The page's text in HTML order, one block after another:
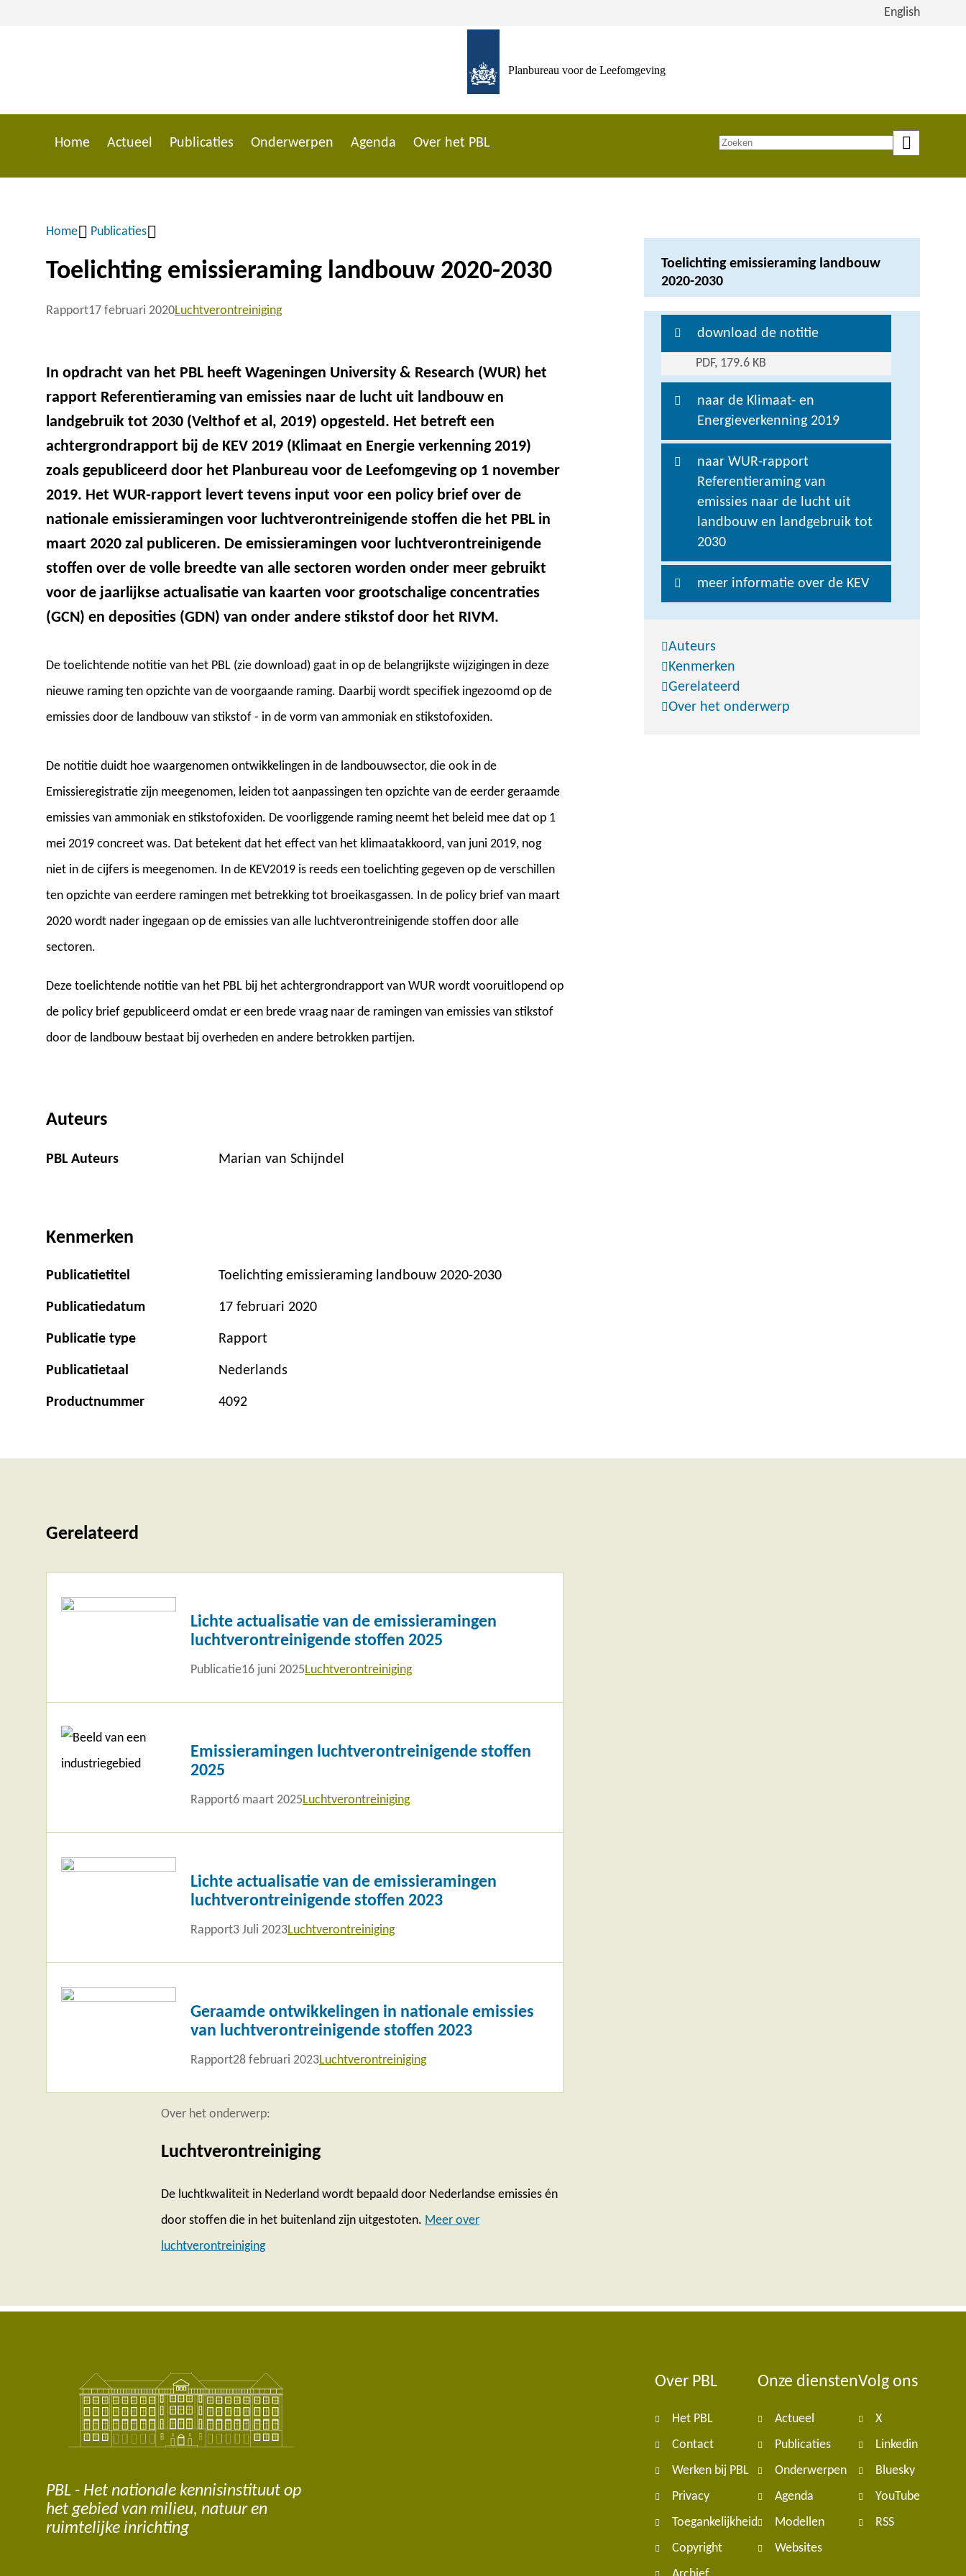
inhoud
Bekijk
English
Planbureau voor de Leefomgeving
Home Actueel Publicaties Onderwerpen Agenda Over het PBL
Zoeken
Kruimelpad
Home Publicaties
Toelichting emissieraming landbouw 2020-2030
Rapport17 februari 2020Luchtverontreiniging
Toelichting emissieraming landbouw
2020-2030
PDF, 179.6 KB
download de notitie
naar de Klimaat- en
Energieverkenning 2019
naar WUR-rapport
Referentieraming van
emissies naar de lucht uit
landbouw en landgebruik tot
2030
meer informatie over de KEV
Auteurs
Kenmerken
Gerelateerd
Over het onderwerp
In opdracht van het PBL heeft Wageningen University & Research (WUR) het
rapport Referentieraming van emissies naar de lucht uit landbouw en
landgebruik tot 2030 (Velthof et al, 2019) opgesteld. Het betreft een
achtergrondrapport bij de KEV 2019 (Klimaat en Energie verkenning 2019)
zoals gepubliceerd door het Planbureau voor de Leefomgeving op 1 november
2019. Het WUR-rapport levert tevens input voor een policy brief over de
nationale emissieramingen voor luchtverontreinigende stoffen die het PBL in
maart 2020 zal publiceren. De emissieramingen voor luchtverontreinigende
stoffen over de volle breedte van alle sectoren worden onder meer gebruikt
voor de jaarlijkse actualisatie van kaarten voor grootschalige concentraties
(GCN) en deposities (GDN) van onder andere stikstof door het RIVM.
De toelichtende notitie van het PBL (zie download) gaat in op de belangrijkste wijzigingen in deze
nieuwe raming ten opzichte van de voorgaande raming. Daarbij wordt specifiek ingezoomd op de
emissies door de landbouw van stikstof - in de vorm van ammoniak en stikstofoxiden.
De notitie duidt hoe waargenomen ontwikkelingen in de landbouwsector, die ook in de
Emissieregistratie zijn meegenomen, leiden tot aanpassingen ten opzichte van de eerder geraamde
emissies van ammoniak en stikstofoxiden. De voorliggende raming neemt het beleid mee dat op 1
mei 2019 concreet was. Dat betekent dat het effect van het klimaatakkoord, van juni 2019, nog
niet in de cijfers is meegenomen. In de KEV2019 is reeds een toelichting gegeven op de verschillen
ten opzichte van eerdere ramingen met betrekking tot broeikasgassen. In de policy brief van maart
2020 wordt nader ingegaan op de emissies van alle luchtverontreinigende stoffen door alle
sectoren.
Deze toelichtende notitie van het PBL bij het achtergrondrapport van WUR wordt vooruitlopend op
de policy brief gepubliceerd omdat er een brede vraag naar de ramingen van emissies van stikstof
door de landbouw bestaat bij overheden en andere betrokken partijen.
Auteurs
PBL Auteurs Marian van Schijndel
Kenmerken
Publicatietitel Toelichting emissieraming landbouw 2020-2030
Publicatiedatum 17 februari 2020
Publicatie type Rapport
Publicatietaal Nederlands
Productnummer 4092
Gerelateerd
Lichte actualisatie van de emissieramingen
luchtverontreinigende stoffen 2025
Publicatie16 juni 2025Luchtverontreiniging
meer
Emissieramingen luchtverontreinigende stoffen
2025
Rapport6 maart 2025Luchtverontreiniging
meer
Lichte actualisatie van de emissieramingen
luchtverontreinigende stoffen 2023
Rapport3 Juli 2023Luchtverontreiniging
meer
Geraamde ontwikkelingen in nationale emissies
van luchtverontreinigende stoffen 2023
Rapport28 februari 2023Luchtverontreiniging
meer
Over het onderwerp:
Luchtverontreiniging
De luchtkwaliteit in Nederland wordt bepaald door Nederlandse emissies én
door stoffen die in het buitenland zijn uitgestoten. Meer over
luchtverontreiniging
PBL - Het nationale kennisinstituut op
het gebied van milieu, natuur en
ruimtelijke inrichting
Over PBL
Het PBL
Contact
Werken bij PBL
Privacy
Toegankelijkheid
Copyright
Onze diensten
Actueel
Publicaties
Onderwerpen
Agenda
Modellen
Websites
Volg ons
X
Linkedin
Bluesky
YouTube
RSS